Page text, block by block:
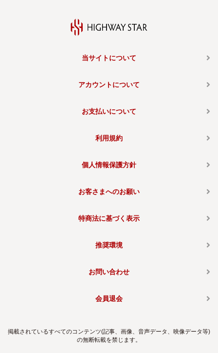
当サイトについて
アカウントについて
お支払いについて
利用規約
個人情報保護方針
お客さまへのお願い
特商法に基づく表示
推奨環境
お問い合わせ
会員退会
掲載されているすべてのコンテンツ(記事、画像、音声データ、映像データ等)
の無断転載を禁じます。